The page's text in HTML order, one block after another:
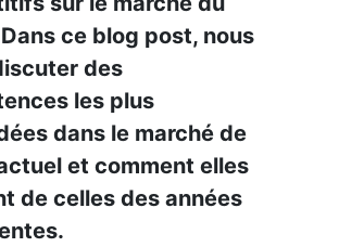
ce blog post, nous
des
les plus
dans le marché de
et comment elles
de celles des années